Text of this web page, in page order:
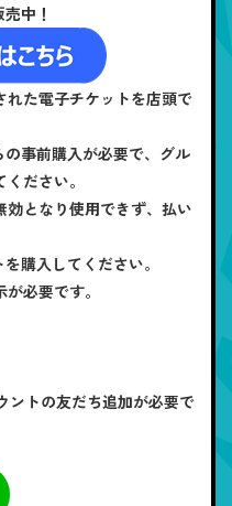
中！
れた電子チケットを店頭で
事前購入が必要で、グル
ださい。
となり使用できず、払い
購入してください。
必要です。
ントの友だち追加が必要で